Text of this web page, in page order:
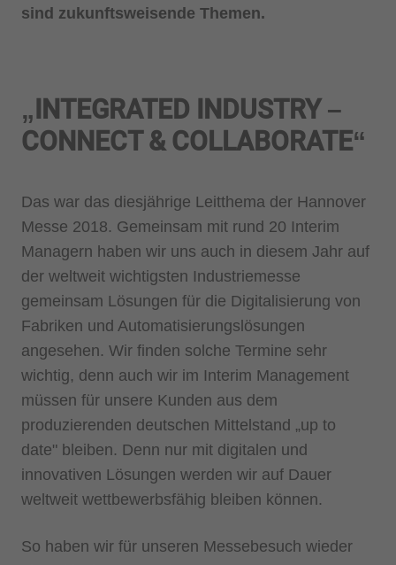
sind zukunftsweisende Themen.
„INTEGRATED INDUSTRY –
CONNECT & COLLABORATE“
Das war das diesjährige Leitthema der Hannover
Messe 2018. Gemeinsam mit rund 20 Interim
Managern haben wir uns auch in diesem Jahr auf
der weltweit wichtigsten Industriemesse
gemeinsam Lösungen für die Digitalisierung von
Fabriken und Automatisierungslösungen
angesehen. Wir finden solche Termine sehr
wichtig, denn auch wir im Interim Management
müssen für unsere Kunden aus dem
produzierenden deutschen Mittelstand „up to
date" bleiben. Denn nur mit digitalen und
innovativen Lösungen werden wir auf Dauer
weltweit wettbewerbsfähig bleiben können.
So haben wir für unseren Messebesuch wieder